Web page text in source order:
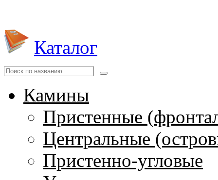
Каталог
Камины
Пристенные
Центральные
Пристенно-угловые